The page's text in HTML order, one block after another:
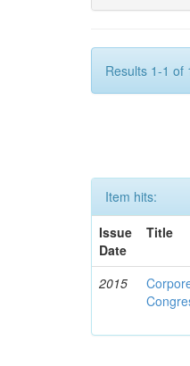
Results 1-1 of
Item hits:
Issue
Date
Title
2015